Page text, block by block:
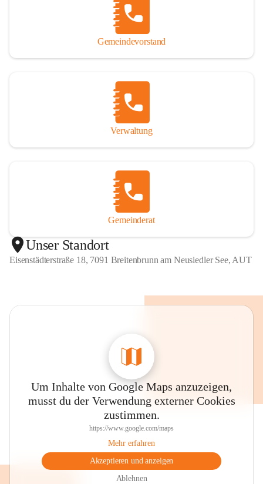
Gemeindevorstand
Verwaltung
Gemeinderat
Unser Standort
Eisenstädterstraße 18, 7091 Breitenbrunn am Neusiedler See, AUT
Um Inhalte von Google Maps anzuzeigen,
musst du der Verwendung externer Cookies
zustimmen.
https://www.google.com/maps
Mehr erfahren
Akzeptieren und anzeigen
Ablehnen